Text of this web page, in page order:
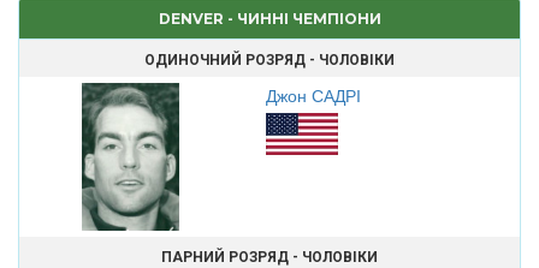
DENVER - ЧИННІ ЧЕМПІОНИ
ОДИНОЧНИЙ РОЗРЯД - ЧОЛОВІКИ
Джон САДРІ
ПАРНИЙ РОЗРЯД - ЧОЛОВІКИ